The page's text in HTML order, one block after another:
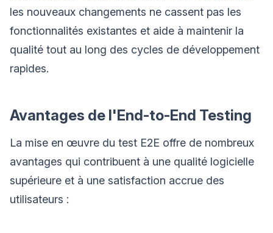
les nouveaux changements ne cassent pas les
fonctionnalités existantes et aide à maintenir la
qualité tout au long des cycles de développement
rapides.
Avantages de l'End-to-End Testing
La mise en œuvre du test E2E offre de nombreux
avantages qui contribuent à une qualité logicielle
supérieure et à une satisfaction accrue des
utilisateurs :